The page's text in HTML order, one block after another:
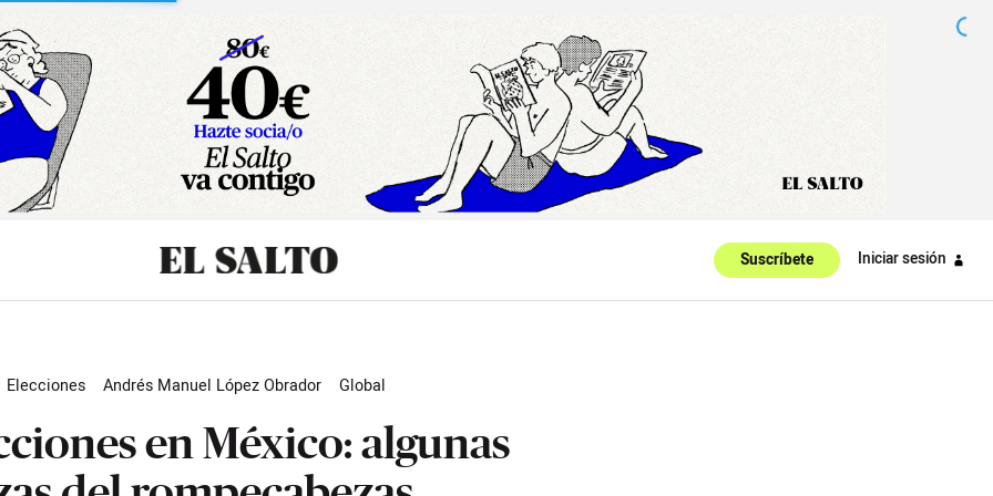
Suscríbete Iniciar sesión
Elecciones Andrés Manuel López Obrador Global
en México: algunas